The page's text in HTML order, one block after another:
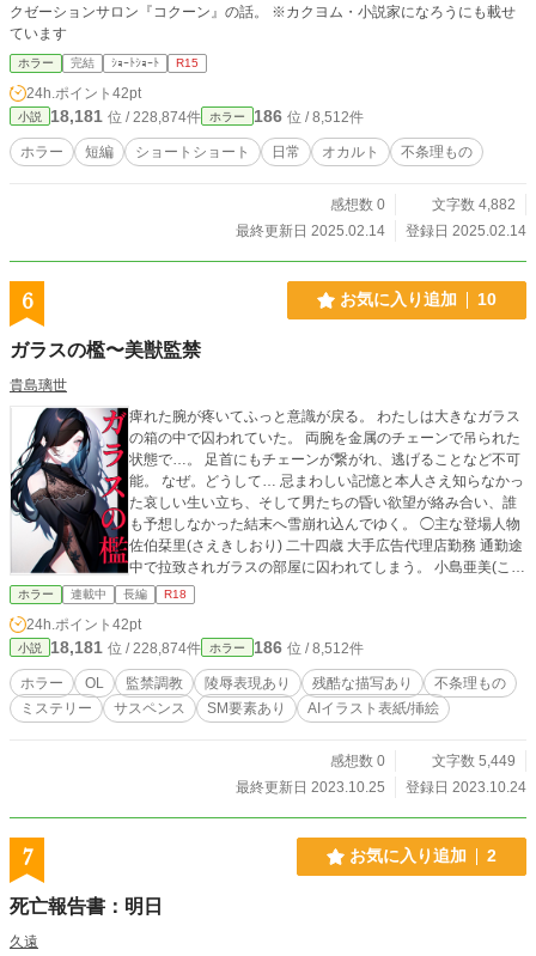
クゼーションサロン『コクーン』の話。 ※カクヨム・小説家になろうにも載せ
ています
ホラー 完結 ｼｮｰﾄｼｮｰﾄ R15
24h.ポイント 42pt
小説 18,181 位 / 228,874件 ホラー 186 位 / 8,512件
ホラー 短編 ショートショート 日常 オカルト 不条理もの
感想数 0
文字数 4,882
最終更新日 2025.02.14
登録日 2025.02.14
6 お気に入り追加 10
ガラスの檻〜美獣監禁
貴島璃世
痺れた腕が疼いてふっと意識が戻る。 わたしは大きなガラス
の箱の中で囚われていた。 両腕を金属のチェーンで吊られた
状態で…。 足首にもチェーンが繋がれ、逃げることなど不可
能。 なぜ。どうして… 忌まわしい記憶と本人さえ知らなかっ
た哀しい生い立ち、そして男たちの昏い欲望が絡み合い、誰
も予想しなかった結末へ雪崩れ込んでゆく。 ◯主な登場人物
佐伯栞里(さえきしおり) 二十四歳 大手広告代理店勤務 通勤途
中で拉致されガラスの部屋に囚われてしまう。 小島亜美(こじ
まあみ) 佐伯栞里の同僚 仕事で栞里と連絡を取る必要があ
り、御厨智(みくりやさとし)に相談する。 佐伯純也（さえき
じゅんや) 栞里の弟 島田光一（しまだこういち） 栞里の義理
の兄 御厨智(みくりやさとし) 佐伯栞里の恋人 白岡大輝（しら
おかだいき） 東興大学附属病院長にして東興大学医学部学長
会員制倶楽部"Salon de Veronica persica" 総帥 "D"ディーと呼
ばれている。 白岡愛里紗（しらおかえりさ） 故人 白岡大輝
一郎（しんどうせいいちろう） 東央学藝大学美術部教授 島田
耕三（しまだこうぞう） 芸能プロダクション社長 島田光一の
輸入商社の海外営業部に勤務している。 工藤 Dの右腕
ホラー 連載中 長編 R18
24h.ポイント 42pt
小説 18,181 位 / 228,874件 ホラー 186 位 / 8,512件
ホラー OL 監禁調教 陵辱表現あり 残酷な描写あり
不条理もの
ミステリー
サスペンス SM要素あり AIイラスト表紙/挿絵
感想数 0
文字数 5,449
最終更新日 2023.10.25
登録日 2023.10.24
7 お気に入り追加 2
死亡報告書：明日
久遠